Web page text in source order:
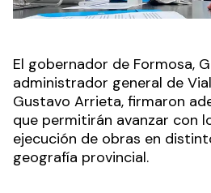
El gobernador de Formosa,
administrador general de
Gustavo Arrieta, firmaron
que permitirán avanzar con
ejecución de obras en
geografía provincial.